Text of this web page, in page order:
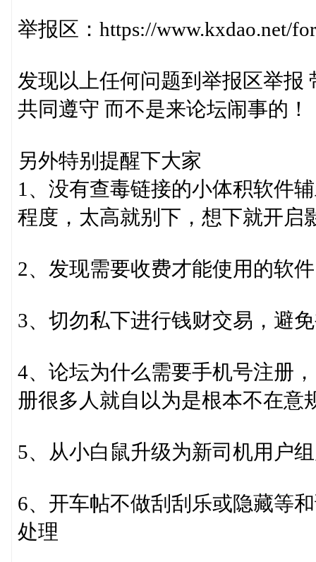
举报区：https://www.kxdao.net/
发现以上任何问题到举报区举报
共同遵守 而不是来论坛闹事的！
另外特别提醒下大家
1、没有查毒链接的小体积软件
程度，太高就别下，想下就开启
2、发现需要收费才能使用的软
3、切勿私下进行钱财交易，避
4、论坛为什么需要手机号注册
册很多人就自以为是根本不在意
5、从小白鼠升级为新司机用户
6、开车帖不做刮刮乐或隐藏等
处理